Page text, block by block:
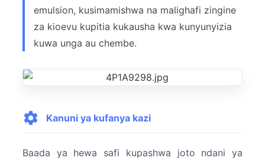
emulsion, kusimamishwa na malighafi zingine
za kioevu kupitia kukausha kwa kunyunyizia
kuwa unga au chembe.
Kanuni ya kufanya kazi
Baada ya hewa safi kupashwa joto ndani ya